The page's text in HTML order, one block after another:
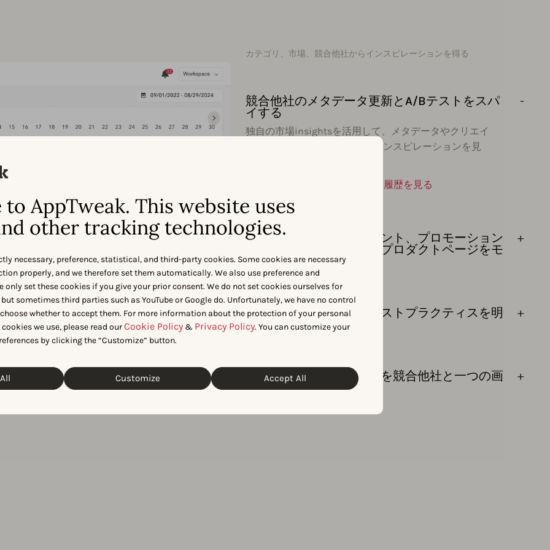
AppTweak. This website uses
other tracking technologies.
necessary, preference, statistical, and third-party cookies. Some cookies are necessary
properly, and we therefore set them automatically. We also use preference and
only set these cookies if you give your prior consent. We do not set cookies ourselves for
sometimes third parties such as YouTube or Google do. Unfortunately, we have no control
whether to accept them. For more information about the protection of your personal
we use, please read ourCookie Policy & Privacy Policy. You can customize your
by clicking the “Customize” button.
Customize Accept All
カテゴリ、市場、競合他社からインスピレーションを得る
競合他社のメタデータ更新とA/Bテストをスパ
イする
独自の市場insightsを活用して、メタデータやクリエイ
ティブの最適化戦略に新しいインスピレーションを見
ASOタイムライン アップデート履歴を見る
競合他社のアプリ内イベント、プロモーション
用コンテンツ、カスタムプロダクトページをモ
ニタリングする
市場トレンドと業界のベストプラクティスを明
らかにする
アプリのパフォーマンスを競合他社と一つの画
面で比較する